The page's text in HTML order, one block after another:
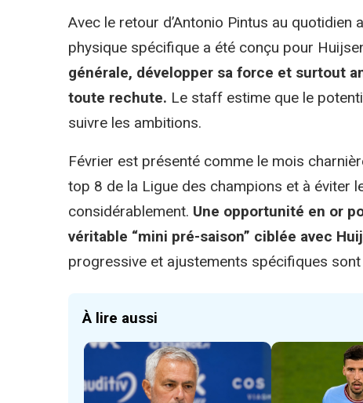
Avec le retour d’Antonio Pintus au quotidien
physique spécifique a été conçu pour
générale, développer sa force et surtout
toute rechute. Le staff estime que le
suivre les ambitions.
Février est présenté comme le mois
top 8 de la Ligue des champions et à éviter
considérablement. Une opportunité en or
véritable “mini pré-saison” ciblée avec
progressive et ajustements spécifiques
À lire aussi